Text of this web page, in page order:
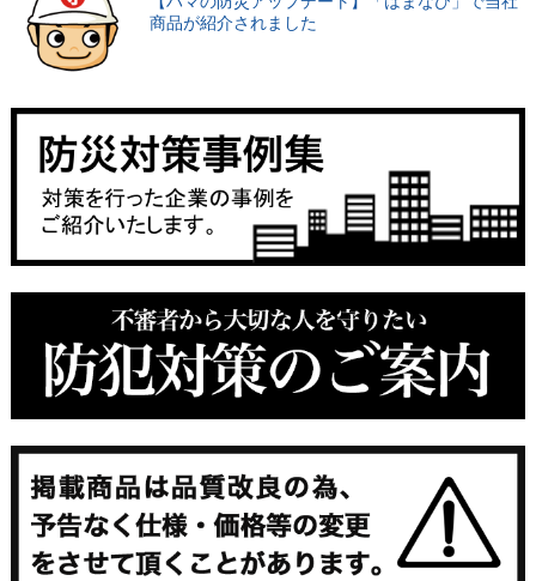
商品が紹介されました